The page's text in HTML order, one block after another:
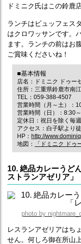
ドミニク氏はこの鈴鹿
ランチはビュッフェス
はクロワッサンです。
ます。ランチの前はお
ご賞味くださいね！
■基本情報
店名：ドミニク ドゥー
住所：三重県鈴鹿市南
TEL：059-388-4507
営業時間（月～土）：
営業時間（日）：8:30
定休日：祝日を除く毎
アクセス：白子駅より
HP： http://
地図：
「ドミニク ドゥ
10. 絶品カレーうど
ストランアゼリア」
photo by
レスランアゼリアはち
せん。何しろ御在所山